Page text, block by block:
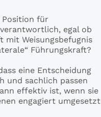
für
egal ob
mit Weisungsbefugnis
Führungskraft?
eine Entscheidung
und sachlich passen
effektiv ist, wenn sie
engagiert umgesetzt